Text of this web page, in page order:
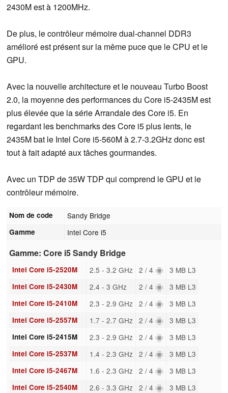
2430M est à 1200MHz.
De plus, le contrôleur mémoire dual-channel DDR3
amélioré est présent sur la même puce que le CPU et le
GPU.
Avec la nouvelle architecture et le nouveau Turbo Boost
2.0, la moyenne des performances du Core i5-2435M est
plus élevée que la série Arrandale des Core i5. En
regardant les benchmarks des Core i5 plus lents, le
2435M bat le Intel Core i5-560M à 2.7-3.2GHz donc est
tout à fait adapté aux tâches gourmandes.
Avec un TDP de 35W TDP qui comprend le GPU et le
contrôleur mémoire.
Nom de code Sandy Bridge
Gamme Intel Core i5
Gamme: Core i5 Sandy Bridge
Intel Core i5-2520M 2.5 - 3.2 GHz 2 / 4 3 MB L3
Intel Core i5-2430M 2.4 - 3 GHz 2 / 4 3 MB L3
Intel Core i5-2410M 2.3 - 2.9 GHz 2 / 4 3 MB L3
Intel Core i5-2557M 1.7 - 2.7 GHz 2 / 4 3 MB L3
Intel Core i5-2415M 2.3 - 2.9 GHz 2 / 4 3 MB L3
Intel Core i5-2537M 1.4 - 2.3 GHz 2 / 4 3 MB L3
Intel Core i5-2467M 1.6 - 2.3 GHz 2 / 4 3 MB L3
Intel Core i5-2540M 2.6 - 3.3 GHz 2 / 4 3 MB L3